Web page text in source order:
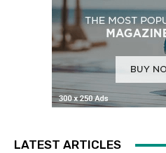
LATEST ARTICLES